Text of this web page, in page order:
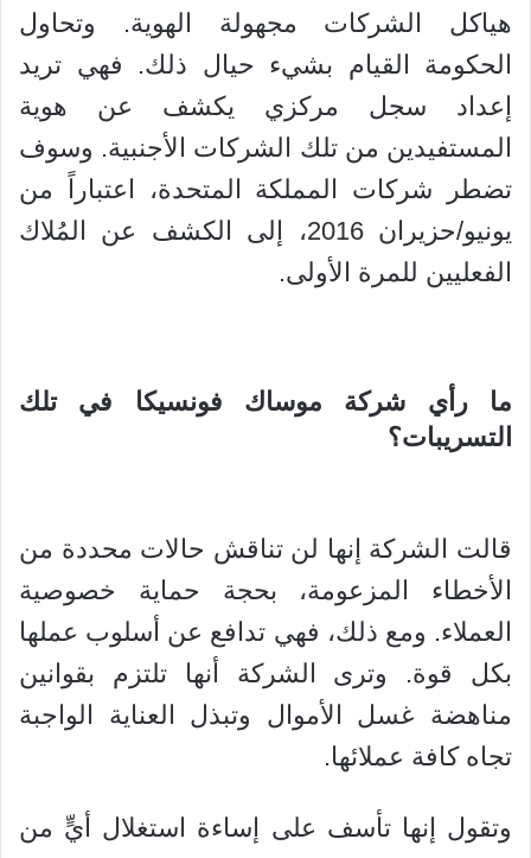
هياكل الشركات مجهولة الهوية. وتحاول
الحكومة القيام بشيء حيال ذلك. فهي تريد
إعداد سجل مركزي يكشف عن هوية
المستفيدين من تلك الشركات الأجنبية. وسوف
تضطر شركات المملكة المتحدة، اعتباراً من
يونيو/حزيران 2016، إلى الكشف عن المُلاك
الفعليين للمرة الأولى.
ما رأي شركة موساك فونسيكا في تلك
التسريبات؟
قالت الشركة إنها لن تناقش حالات محددة من
الأخطاء المزعومة، بحجة حماية خصوصية
العملاء. ومع ذلك، فهي تدافع عن أسلوب عملها
بكل قوة. وترى الشركة أنها تلتزم بقوانين
مناهضة غسل الأموال وتبذل العناية الواجبة
تجاه كافة عملائها.
وتقول إنها تأسف على إساءة استغلال أيٍّ من